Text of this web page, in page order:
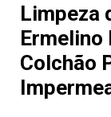
Limpeza
Ermelino
Colchão